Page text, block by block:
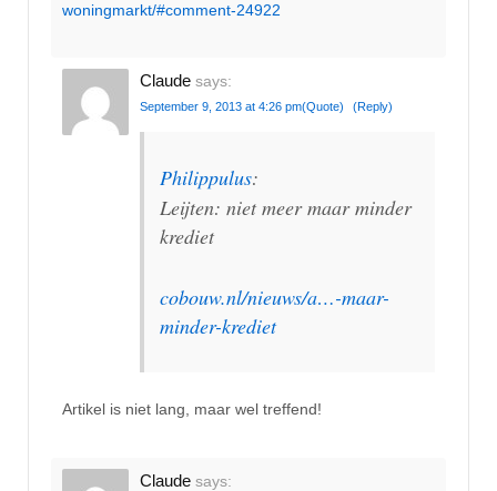
woningmarkt/#comment-24922
Claude says:
September 9, 2013 at 4:26 pm(Quote) (Reply)
Philippulus:
Leijten: niet meer maar minder
krediet
cobouw.nl/nieuws/a…-maar-
minder-krediet
Artikel is niet lang, maar wel treffend!
Claude says: